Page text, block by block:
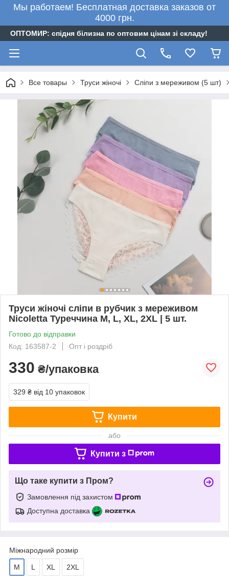
Мы работаем! Бесплатная доставка заказов от
4000 грн.
ОПТОМИР: спідня білизна по оптовим цінам зі складу!
Все товары Труси жіночі Сліпи з мереживом (5 шт)
Труси жіночі сліпи в рубчик з мереживом
Nicoletta Туреччина M, L, XL, 2XL | 5 шт.
Готово до відправки
Код: 163587-2
Опт і роздріб
330 ₴/упаковка
329 ₴ від 10 упаковок
Купити
або
Купити з
Що таке купити з Пром?
Замовлення під захистом
Доступна доставка
Міжнародний розмір
M L XL 2XL